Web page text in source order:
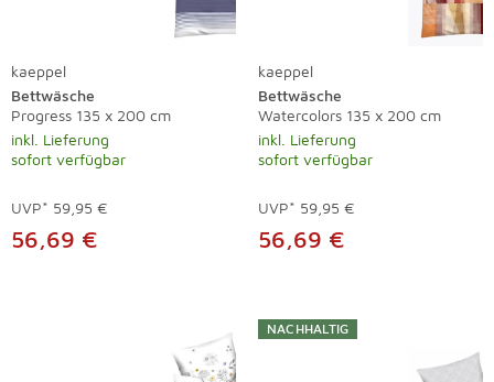
kaeppel
Bettwäsche
Progress 135 x 200 cm
inkl. Lieferung
sofort verfügbar
UVP* 59,95 €
56,69 €
kaeppel
Bettwäsche
Watercolors 135 x 200 cm
inkl. Lieferung
sofort verfügbar
UVP* 59,95 €
56,69 €
NACHHALTIG